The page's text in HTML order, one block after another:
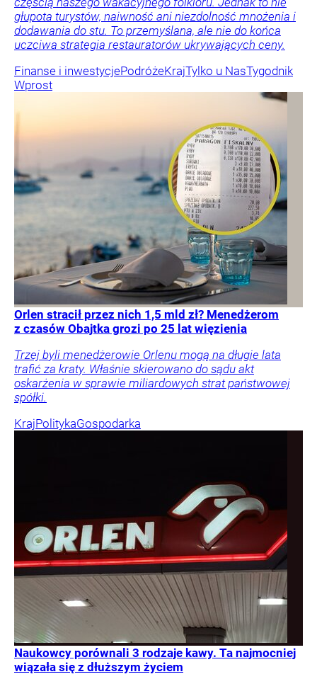
głupota turystów, naiwność ani niezdolność mnożenia i
dodawania do stu. To przemyślana, ale nie do końca
uczciwa strategia restauratorów ukrywających ceny.
Finanse i inwestycjePodróżeKrajTylko u NasTygodnik
Wprost
Orlen stracił przez nich 1,5 mld zł? Menedżerom
z czasów Obajtka grozi po 25 lat więzienia
Trzej byli menedżerowie Orlenu mogą na długie lata
trafić za kraty. Właśnie skierowano do sądu akt
oskarżenia w sprawie miliardowych strat państwowej
spółki.
KrajPolitykaGospodarka
Naukowcy porównali 3 rodzaje kawy. Ta najmocniej
wiązała się z dłuższym życiem